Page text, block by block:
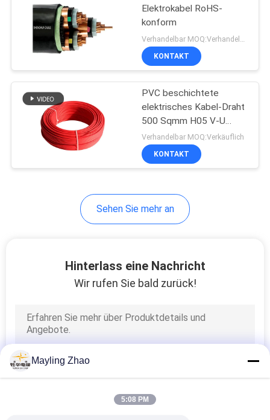
Steuerleitungen
Instrument-Kabel
Hohe Temperatur-
Kabel
Elektrokabel RoHS-
konform
KONTAKT
PVC beschichtete
elektrisches Kabel-Draht
500 Sqmm H05 V-U
Cable Type
Verhandelbar MOQ:Verkäuflich
KONTAKT
Sehen Sie mehr an
Hinterlass eine Nachricht
Wir rufen Sie bald zurück!
Mayling Zhao
5:08 PM